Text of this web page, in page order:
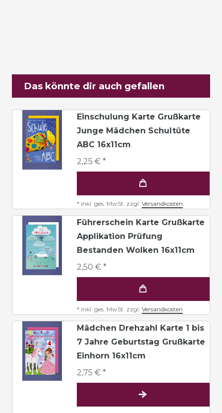
Das könnte dir auch gefallen
Einschulung Karte Grußkarte
Junge Mädchen Schultüte
ABC 16x11cm
2,25 € *
* inkl. ges. MwSt. zzgl. Versandkosten
Führerschein Karte Grußkarte
Applikation Prüfung
Bestanden Wolken 16x11cm
2,50 € *
* inkl. ges. MwSt. zzgl. Versandkosten
Mädchen Drehzahl Karte 1 bis
7 Jahre Geburtstag Grußkarte
Einhorn 16x11cm
2,75 € *